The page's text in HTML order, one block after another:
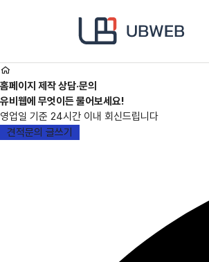
홈페이지 제작 상담·문의
유비웹에 무엇이든 물어보세요!
영업일 기준 24시간 이내 회신드립니다
견적문의 글쓰기